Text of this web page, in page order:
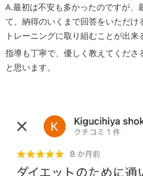
A.最初は不安も多かったのですが、
て、納得のいくまで回答をいただ
トレーニングに取り組むことが出来
指導も丁寧で、優しく教えてくだ
と思います。